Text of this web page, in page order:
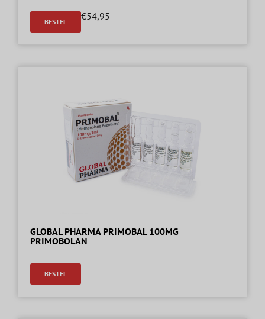
BESTEL €54,95
GLOBAL PHARMA PRIMOBAL 100MG
PRIMOBOLAN
BESTEL